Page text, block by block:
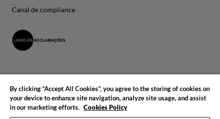
Canal de compliance
By clicking “Accept All Cookies”, you agree to the storing of cookies on
your device to enhance site navigation, analyze site usage, and assist
in our marketing efforts. Cookies Policy